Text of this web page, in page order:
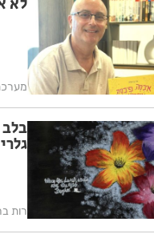
לא
רות